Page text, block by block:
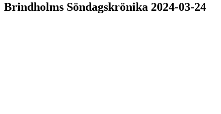
Brindholms Söndagskrönika 2024-03-24